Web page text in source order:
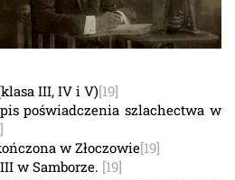
III, IV i V)[19]
poświadczenia szlachectwa w
w Złoczowie[19]
w Samborze. [19]